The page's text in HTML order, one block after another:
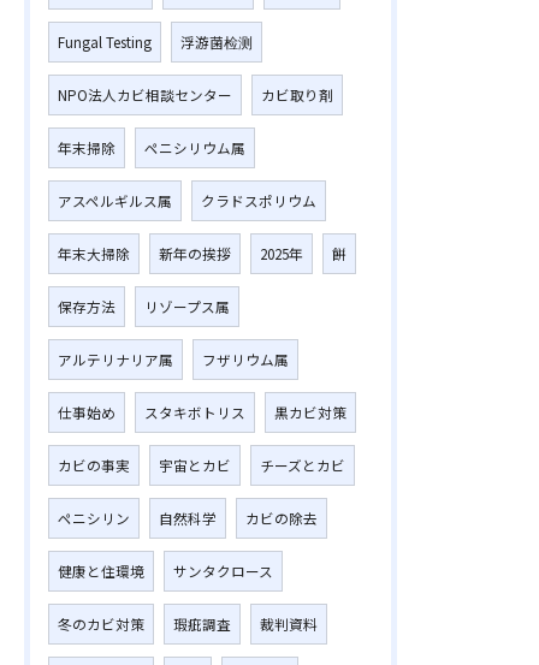
Fungal Testing 浮游菌检测
NPO法人カビ相談センター カビ取り剤
年末掃除 ペニシリウム属
アスペルギルス属 クラドスポリウム
年末大掃除 新年の挨拶 2025年 餅
保存方法 リゾープス属
アルテリナリア属 フザリウム属
仕事始め スタキボトリス 黒カビ対策
カビの事実 宇宙とカビ チーズとカビ
ペニシリン 自然科学 カビの除去
健康と住環境 サンタクロース
冬のカビ対策 瑕疵調査 裁判資料